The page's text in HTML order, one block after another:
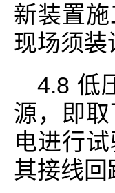
新装置
现场须装
4.8 低
源，即
电进行
其接线回